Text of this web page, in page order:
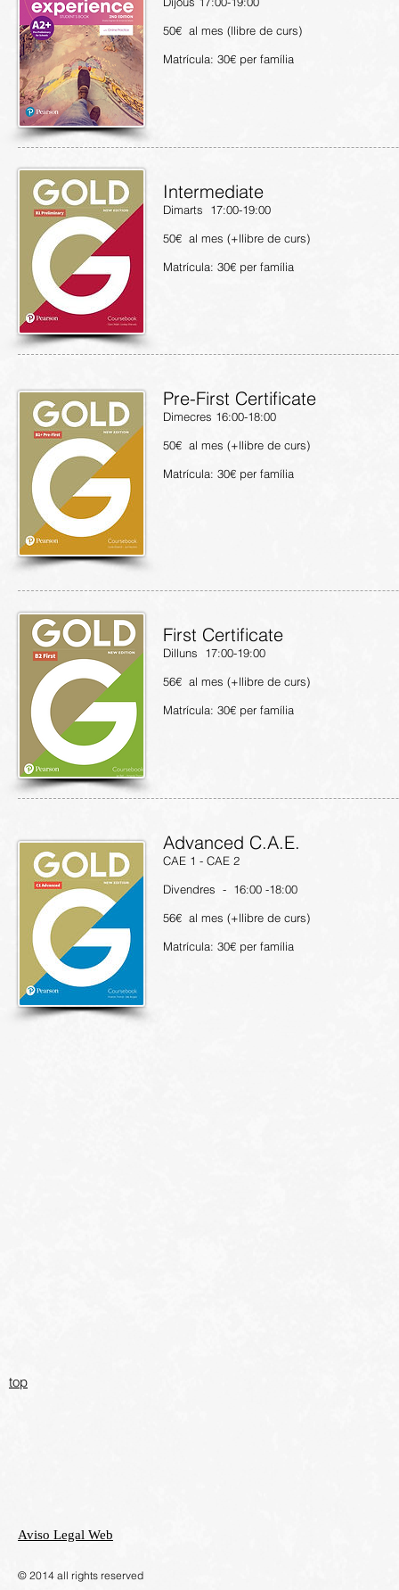
50€ al mes (llibre de curs)
Matrícula: 30€ per família
Intermediate
Dimarts 17:00-19:00
50€ al mes (+llibre de curs)
Matrícula: 30€ per família
Pre-First Certificate
​Dimecres 16:00-18:00
50€ al mes (+llibre de curs)
Matrícula: 30€ per família
First Certificate
Dilluns 17:00-19:00
56€ al mes (+llibre de curs)
Matrícula: 30€ per família
Advanced C.A.E.
CAE 1 - CAE 2
Divendres - 16:00 -18:00
56€ al mes (+llibre de curs)
Matrícula: 30€ per família
top
Aviso Legal Web
​© 2014 all rights reserved